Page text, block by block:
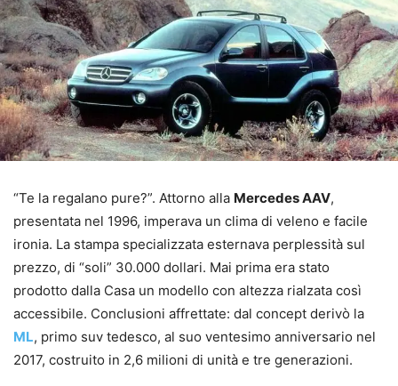
“Te la regalano pure?”. Attorno alla Mercedes AAV,
presentata nel 1996, imperava un clima di veleno e facile
ironia. La stampa specializzata esternava perplessità sul
prezzo, di “soli” 30.000 dollari. Mai prima era stato
prodotto dalla Casa un modello con altezza rialzata così
accessibile. Conclusioni affrettate: dal concept derivò la
ML, primo suv tedesco, al suo ventesimo anniversario nel
2017, costruito in 2,6 milioni di unità e tre generazioni.